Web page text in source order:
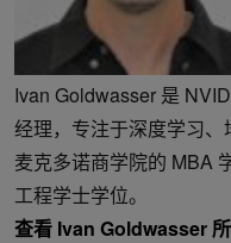
Ivan Goldwasser 是
经理，专注于深度学习
麦克多诺商学院的 MBA
工程学士学位。
查看 Ivan Goldwasser